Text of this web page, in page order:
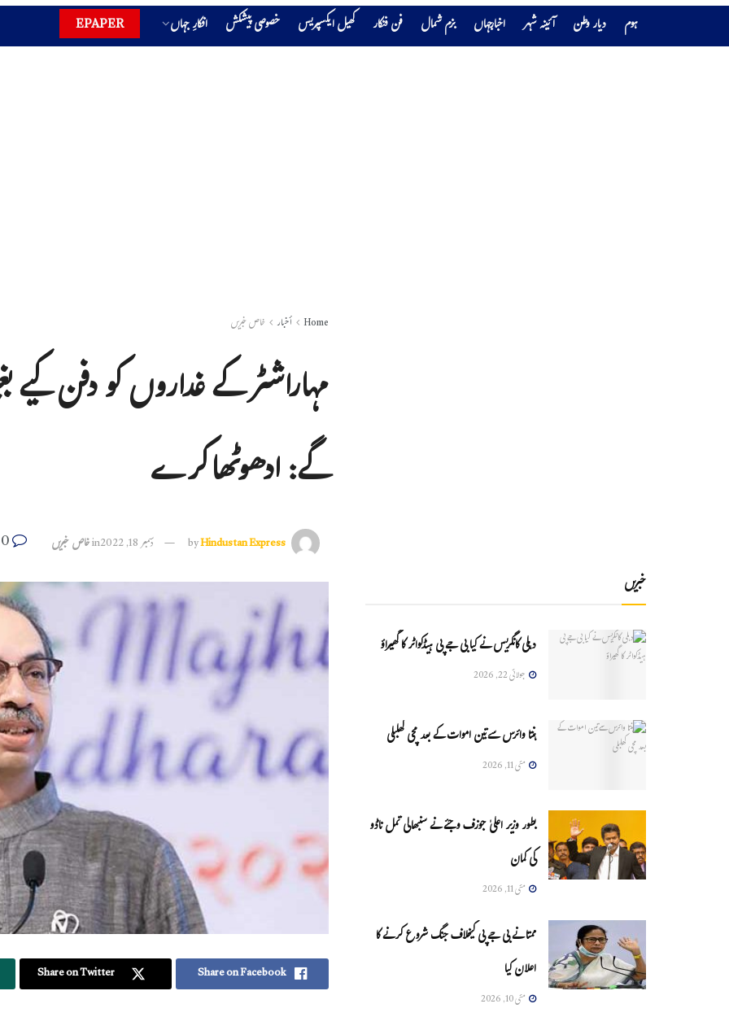
ہوم دیار وطن آئینہ شہر اخبارجہاں بزم شمال فن فنکار کھیل ایکسپریس خصوصی پیشکش افکارِ جہاں EPAPER
Home أخبار خاص خبریں
مہاراشٹر کے غداروں کو دفن
گے: ادھوٹھاکرے
byHindustan Express دسمبر 18, 2022 inخاص خبریں
Share on Facebook
Share on Twitter
خبریں
دہلی کانگریس نے کیا بی جے پی ہیڈکواٹر کا گھیراؤ
جولائی 22, 2026
ہنتا وائرس سےتین اموات کے بعد مچی کھلبلی
مئی 11, 2026
بطور وزیر اعلیٰ جوزف وجئے نے سنبھالی تمل ناڈو
کی کمان
مئی 11, 2026
ممتا نے بی جے پی کیخلاف جنگ شروع کرنے کا
اعلان کیا
مئی 10, 2026